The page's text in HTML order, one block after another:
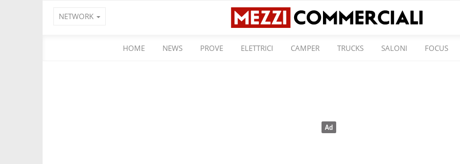
NETWORK
HOME NEWS PROVE ELETTRICI CAMPER TRUCKS SALONI FOCUS